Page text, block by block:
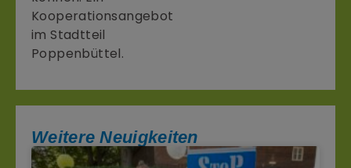
Kooperationsangebot
im Stadtteil
Poppenbüttel.
Weitere Neuigkeiten